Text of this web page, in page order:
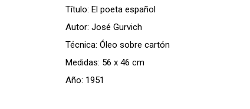
Título: El poeta español
Autor: José Gurvich
Técnica: Óleo sobre cartón
Medidas: 56 x 46 cm
Año: 1951